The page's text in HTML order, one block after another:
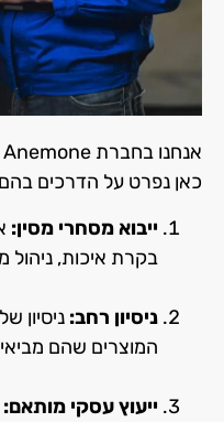
אנחנו בחברת Anemone מתמחים בתחום האיקומרס ובייבוא מסחרי מסין, ואנו שמים לרשות לקוחותינו את כל הידע והניסיון שצברנו ב 15 שנים בתחום.
כאן נפרט על הדרכים בהם
ייבוא מסחרי מסין:
בקרת איכות, ניהול
ניסיון רחב:
המוצרים שהם
ייעוץ עסקי מותאם: